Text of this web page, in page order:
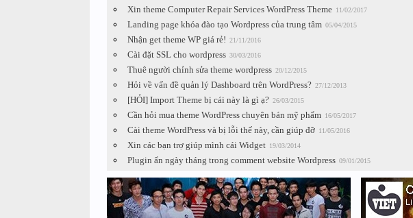
Xin theme Computer Repair Services WordPress Theme 11/02/2017
Landing page khóa đào tạo Wordpress của trung tâm 05/04/2015
Nhận get theme WP giá rẻ! 21/11/2016
Cài đặt SSL cho wordpress 30/03/2016
Thuê người chỉnh sửa theme wordpress 20/12/2015
Hỏi về vấn đề quản lý Dashboard trên WordPress? 27/12/2013
[HỎI] Import Theme bị cái này là gì ạ? 26/03/2015
Cần hỏi mua theme WordPress chuyên bán mỹ phẩm 16/05/2017
Cài theme WordPress và bị lỗi thế này, cần giúp đỡ 11/05/2016
Xin các bạn trợ giúp mình cái Widget 19/03/2014
Plugin ẩn ngày tháng trong comment website Wordpress 09/01/2015